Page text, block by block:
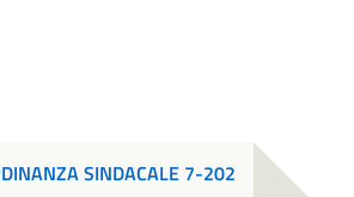
SINDACALE 7-202